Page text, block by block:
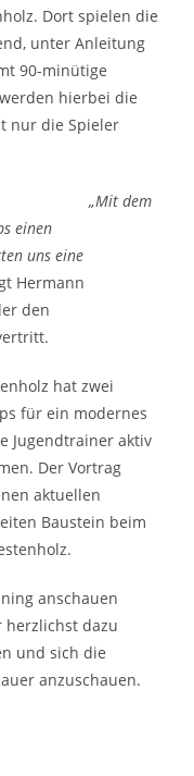
Dort spielen die
unter Anleitung
90-minütige
hierbei die
nur die Spieler
„Mit dem
einen
uns eine
Hermann
den
hat zwei
für ein modernes
Jugendtrainer aktiv
Der Vortrag
aktuellen
Baustein beim
anschauen
herzlichst dazu
und sich die
anzuschauen.